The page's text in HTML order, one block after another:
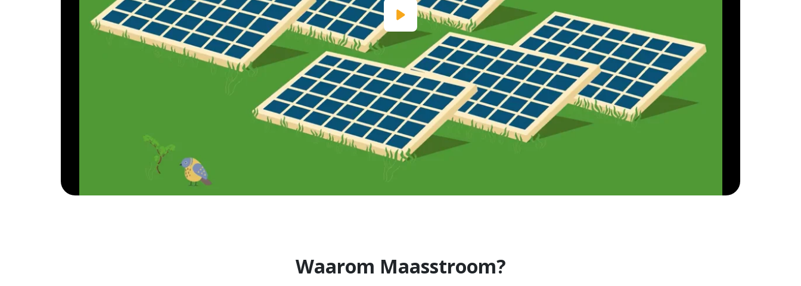
Waarom Maasstroom?